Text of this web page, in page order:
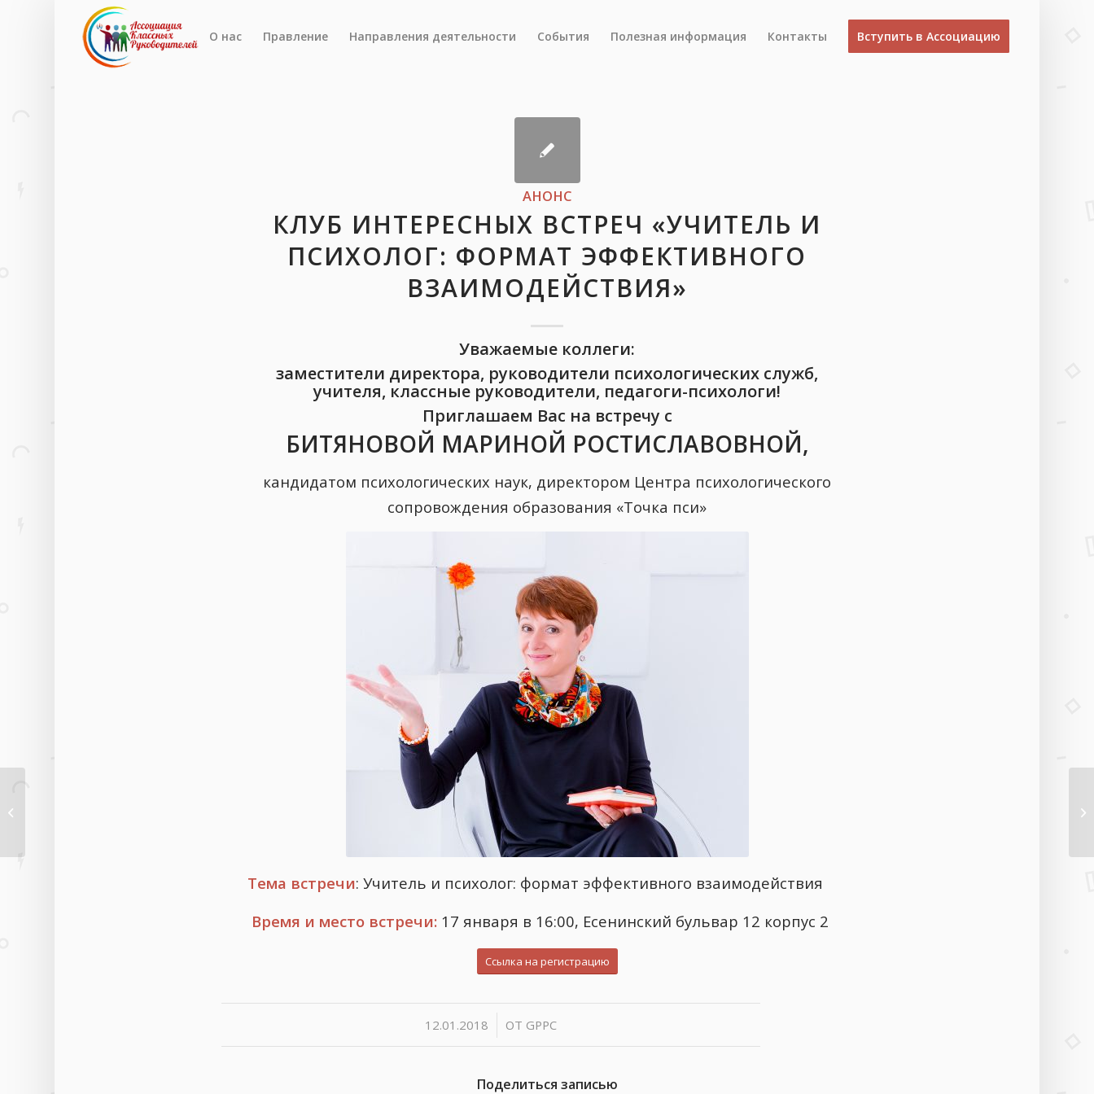
О нас Правление Направления деятельности События Полезная информация Контакты Вступить в Ассоциацию
АНОНС
КЛУБ ИНТЕРЕСНЫХ ВСТРЕЧ «УЧИТЕЛЬ И
ПСИХОЛОГ: ФОРМАТ ЭФФЕКТИВНОГО
ВЗАИМОДЕЙСТВИЯ»
Уважаемые коллеги:
заместители директора, руководители психологических служб,
учителя, классные руководители, педагоги-психологи!
Приглашаем Вас на встречу с
БИТЯНОВОЙ МАРИНОЙ РОСТИСЛАВОВНОЙ,
кандидатом психологических наук, директором Центра психологического
сопровождения образования «Точка пси»
Тема встречи: Учитель и психолог: формат эффективного взаимодействия
Время и место встречи: 17 января в 16:00, Есенинский бульвар 12 корпус 2
Ссылка на регистрацию
12.01.2018
/ ОТ GPPC
Поделиться записью